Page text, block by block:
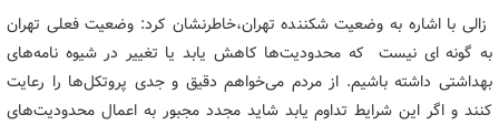
زالی با اشاره به وضعیت شکننده تهران،خاطرنشان کرد: وضعیت فعلی تهران
به گونه ای نیست که محدودیت‌ها کاهش یابد یا تغییر در شیوه نامه‌های
بهداشتی داشته باشیم. از مردم می‌خواهم دقیق و جدی پروتکل‌ها را رعایت
کنند و اگر این شرایط تداوم یابد شاید مجدد مجبور به اعمال محدودیت‌های